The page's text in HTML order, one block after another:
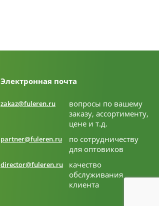
Электронная почта
zakaz@fuleren.ru
вопросы по вашему
заказу, ассортименту,
цене и т.д.
partner@fuleren.ru
по сотрудничеству
для оптовиков
director@fuleren.ru
качество
обслуживания
клиента